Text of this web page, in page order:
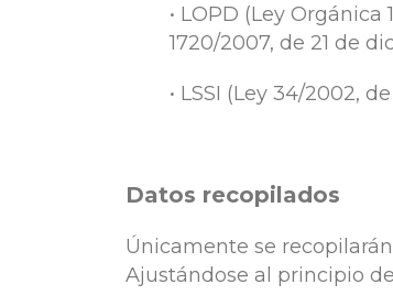
• LOPD (Ley
1720/2007, de 21 de
• LSSI (Ley 34/2002,
Datos recopilados
Únicamente se
Ajustándose al principio